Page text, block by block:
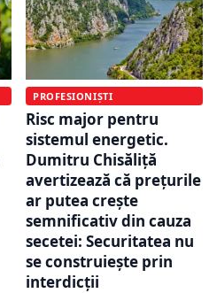
PROFESIONIȘTI
Risc major pentru
sistemul energetic.
Dumitru Chisăliță
avertizează că prețurile
ar putea crește
semnificativ din cauza
secetei: Securitatea nu
se construiește prin
interdicții